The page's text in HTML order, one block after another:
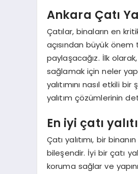
Ankara Çatı
Çatılar, binaların en
açısından büyük önem
paylaşacağız. İlk
sağlamak için neler
yalıtımını nasıl etkili
yalıtım çözümlerinin
En iyi çatı
Çatı yalıtımı, bir
bileşendir. İyi bir çatı
koruma sağlar ve